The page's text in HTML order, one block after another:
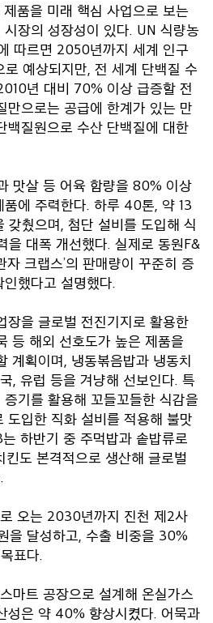
품을 미래 핵심 사업으로 보는
장의 성장성이 있다. UN 식량농
따르면 2050년까지 세계 인구
예상되지만, 전 세계 단백질 수
년 대비 70% 이상 급증할 전
만으로는 공급에 한계가 있는 만
백질원으로 수산 단백질에 대한
맛살 등 어육 함량을 80% 이상
에 주력한다. 하루 40톤, 약 13
갖췄으며, 첨단 설비를 도입해 식
을 대폭 개선했다. 실제로 동원F&
자 크랩스’의 판매량이 꾸준히 증
했다고 설명했다.
장을 글로벌 전진기지로 활용한
등 해외 선호도가 높은 제품을
계획이며, 냉동볶음밥과 냉동치
, 유럽 등을 겨냥해 선보인다. 특
기를 활용해 꼬들꼬들한 식감을
도입한 직화 설비를 적용해 불맛
하반기 중 주먹밥과 솥밥류로
도 본격적으로 생산해 글로벌
오는 2030년까지 진천 제2사
을 달성하고, 수출 비중을 30%
표다.
마트 공장으로 설계해 온실가스
성은 약 40% 향상시켰다. 어묵과